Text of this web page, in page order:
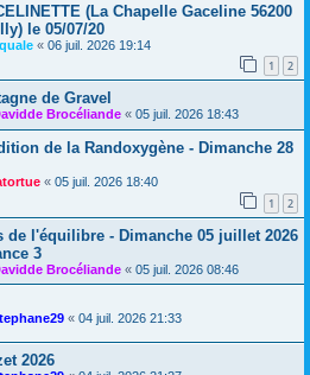
(La Chapelle Gaceline 56200
le 05/07/20
« 06 juil. 2026 19:14
1 2
de Gravel
Brocéliande « 05 juil. 2026 18:43
de la Randoxygène - Dimanche 28
« 05 juil. 2026 18:40
1 2
de l'équilibre - Dimanche 05 juillet 2026
3
Brocéliande « 05 juil. 2026 08:46
« 04 juil. 2026 21:33
2026